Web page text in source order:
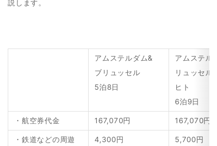
説します。
アムステルダム&
ブリュッセル
5泊8日
アムステル
リュッセル
ヒト
6泊9日
・航空券代金 167,070円 167,070円
・鉄道などの周遊
4,300円 5,700円